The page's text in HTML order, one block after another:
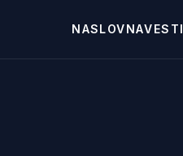
NASLOVNAVESTI